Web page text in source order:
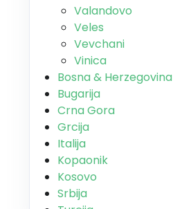
Valandovo
Veles
Vevchani
Vinica
Bosna & Herzegovina
Bugarija
Crna Gora
Grcija
Italija
Kopaonik
Kosovo
Srbija